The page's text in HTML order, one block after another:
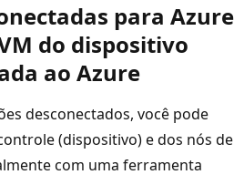
para Azure
do dispositivo
ao Azure
desconectados, você pode
(dispositivo) e dos nós de
com uma ferramenta